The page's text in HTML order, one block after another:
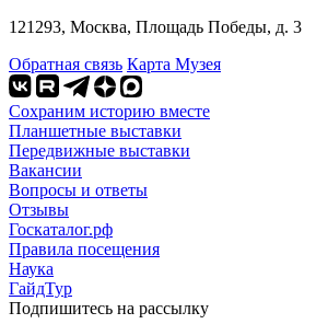
121293, Москва, Площадь Победы, д. 3
Обратная связь Карта Музея
Сохраним историю вместе
Планшетные выставки
Передвижные выставки
Вакансии
Вопросы и ответы
Отзывы
Госкаталог.рф
Правила посещения
Наука
ГайдТур
Подпишитесь на рассылку